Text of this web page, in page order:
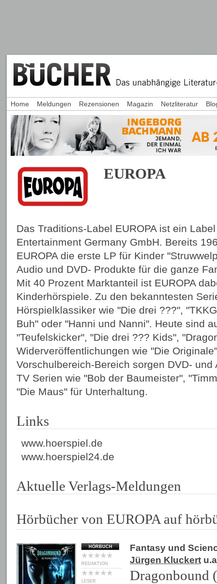
EUROPA
Das Traditions-Label EUROPA ist ein
Entertainment Germany GmbH. Bereits
EUROPA die erste LP für Kinder
Audio und DVD- Produkte für die ganze
Mit 40 Prozent Marktanteil ist EUROPA
Kinderhörspiele. Zu den bekanntesten
Hörspielklassiker wie "Die drei ???",
Buh" oder "Hanni und Nanni". Heute sind
"Teufelskicker", "Die drei ??? Kids",
Widerveröffentlichungen wie "Die
Vorschulbereich-Bereich sorgen DVD-
TV Serien wie "Bob der Baumeister",
"Die Maus" für Unterhaltung.
Links
www.hoerspiel.de
www.hoerspiel24.de
Aktuelle Verlags-Meldungen
Hörbücher von EUROPA auf
HÖRBUCH
REDAKTION
LESER
Fantasy und
Jürgen Kluckert
Dragonbound
Home Meldungen Rezensionen Magazin Netzliteratur